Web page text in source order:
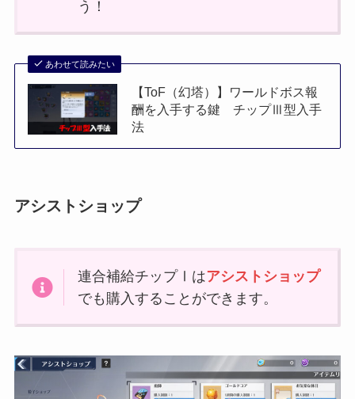
う！
あわせて読みたい
【ToF（幻塔）】ワールドボス報
酬を入手する鍵 チップⅢ型入手
法
アシストショップ
連合補給チップⅠはアシストショップ
でも購入することができます。